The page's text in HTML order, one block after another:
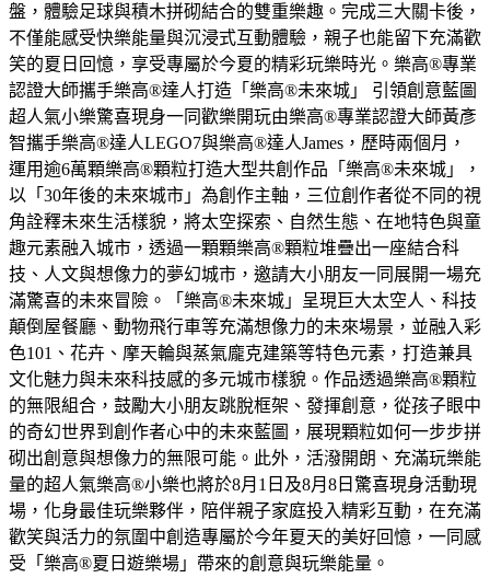
盤，體驗足球與積木拼砌結合的雙重樂趣。完成三大關卡後，
不僅能感受快樂能量與沉浸式互動體驗，親子也能留下充滿歡
笑的夏日回憶，享受專屬於今夏的精彩玩樂時光。樂高®專業
認證大師攜手樂高®達人打造「樂高®未來城」 引領創意藍圖
超人氣小樂驚喜現身一同歡樂開玩由樂高®專業認證大師黃彥
智攜手樂高®達人LEGO7與樂高®達人James，歷時兩個月，
運用逾6萬顆樂高®顆粒打造大型共創作品「樂高®未來城」，
以「30年後的未來城市」為創作主軸，三位創作者從不同的視
角詮釋未來生活樣貌，將太空探索、自然生態、在地特色與童
趣元素融入城市，透過一顆顆樂高®顆粒堆疊出一座結合科
技、人文與想像力的夢幻城市，邀請大小朋友一同展開一場充
滿驚喜的未來冒險。「樂高®未來城」呈現巨大太空人、科技
顛倒屋餐廳、動物飛行車等充滿想像力的未來場景，並融入彩
色101、花卉、摩天輪與蒸氣龐克建築等特色元素，打造兼具
文化魅力與未來科技感的多元城市樣貌。作品透過樂高®顆粒
的無限組合，鼓勵大小朋友跳脫框架、發揮創意，從孩子眼中
的奇幻世界到創作者心中的未來藍圖，展現顆粒如何一步步拼
砌出創意與想像力的無限可能。此外，活潑開朗、充滿玩樂能
量的超人氣樂高®小樂也將於8月1日及8月8日驚喜現身活動現
場，化身最佳玩樂夥伴，陪伴親子家庭投入精彩互動，在充滿
歡笑與活力的氛圍中創造專屬於今年夏天的美好回憶，一同感
受「樂高®夏日遊樂場」帶來的創意與玩樂能量。